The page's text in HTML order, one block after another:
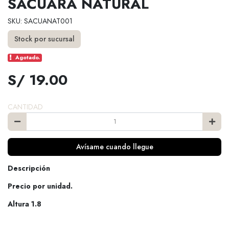
SKU: SACUANAT001
Stock por sucursal
Agotado.
S/ 19.00
CANTIDAD
Avísame cuando llegue
Descripción
Precio por unidad.
Altura 1.8